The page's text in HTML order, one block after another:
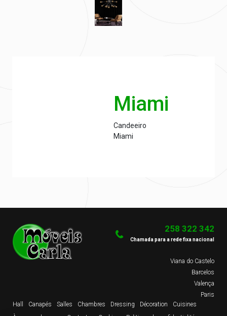
Miami
Candeeiro
Miami
Hall Canapés Salles Chambres Dressing Décoration
Cuisines
258 322 342
Chamada para a rede fixa nacional
Viana do Castelo
Barcelos
Valença
Paris